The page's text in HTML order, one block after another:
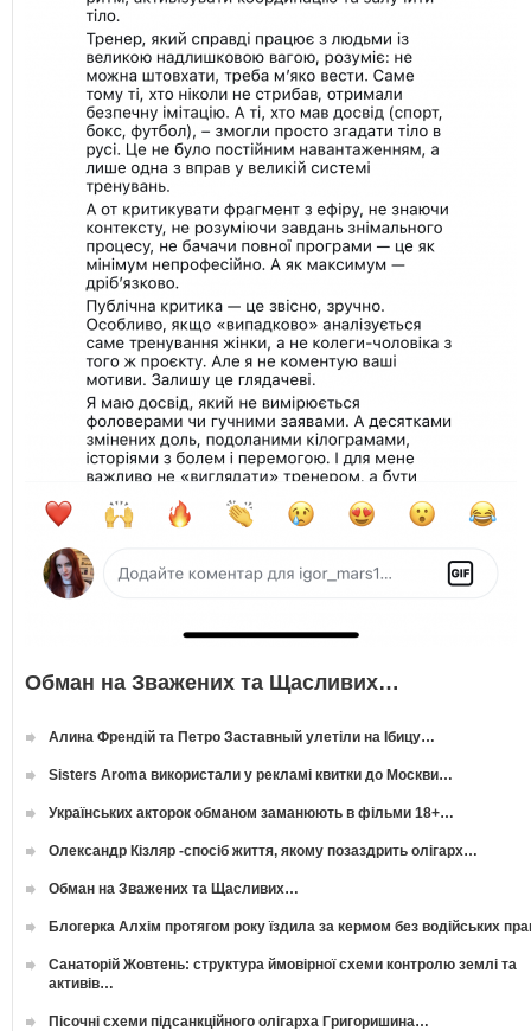
Обман на Зважених та Щасливих…
Алина Френдій та Петро Заставный улетіли на Ібицу…
Sisters Aroma використали у рекламі квитки до Москви…
Українських акторок обманом заманюють в фільми 18+…
Олександр Кізляр -спосіб життя, якому позаздрить олігарх…
Обман на Зважених та Щасливих…
Блогерка Алхім протягом року їздила за кермом без водійських
Санаторій Жовтень: структура ймовірної схеми контролю землі та
активів…
Пісочні схеми підсанкційного олігарха Григоришина…